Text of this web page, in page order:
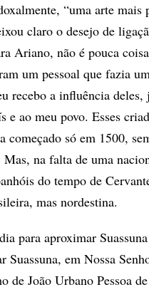
“uma arte
claro o desejo de
Ariano, não é pouca
um pessoal que fazia
recebo a influência
ao meu povo. Esses
começado só em 1500,
na falta de uma
do tempo de
mas nordestina.
para aproximar
em Nossa
João Urbano Pessoa